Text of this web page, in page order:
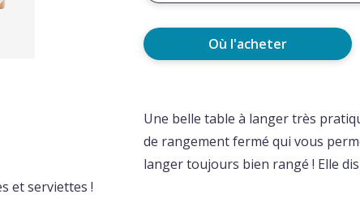
Où l'acheter
Une belle table à langer très
de rangement fermé qui vous
langer toujours bien rangé ! Elle
et serviettes !